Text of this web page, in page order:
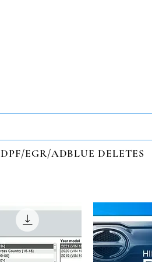
DPF/EGR/ADBLUE DELETES